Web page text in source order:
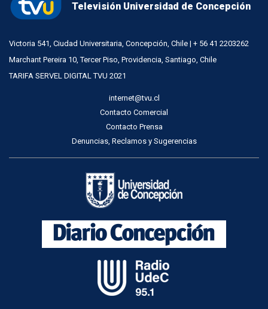
Televisión Universidad de Concepción
Victoria 541, Ciudad Universitaria, Concepción, Chile | + 56 41 2203262
Marchant Pereira 10, Tercer Piso, Providencia, Santiago, Chile
TARIFA SERVEL DIGITAL TVU 2021
internet@tvu.cl
Contacto Comercial
Contacto Prensa
Denuncias, Reclamos y Sugerencias